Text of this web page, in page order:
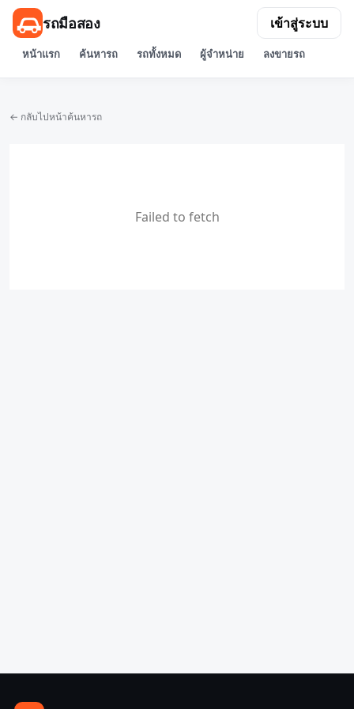
รถมือสอง
หน้าแรก ค้นหารถ รถทั้งหมด ผู้จำหน่าย ลงขายรถ
เข้าสู่ระบบ
← กลับไปหน้าค้นหารถ
Failed to fetch